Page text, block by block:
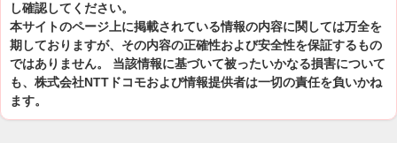
し確認してください。
本サイトのページ上に掲載されている情報の内容に関しては万全を
期しておりますが、その内容の正確性および安全性を保証するもの
ではありません。 当該情報に基づいて被ったいかなる損害について
も、株式会社NTTドコモおよび情報提供者は一切の責任を負いかね
ます。